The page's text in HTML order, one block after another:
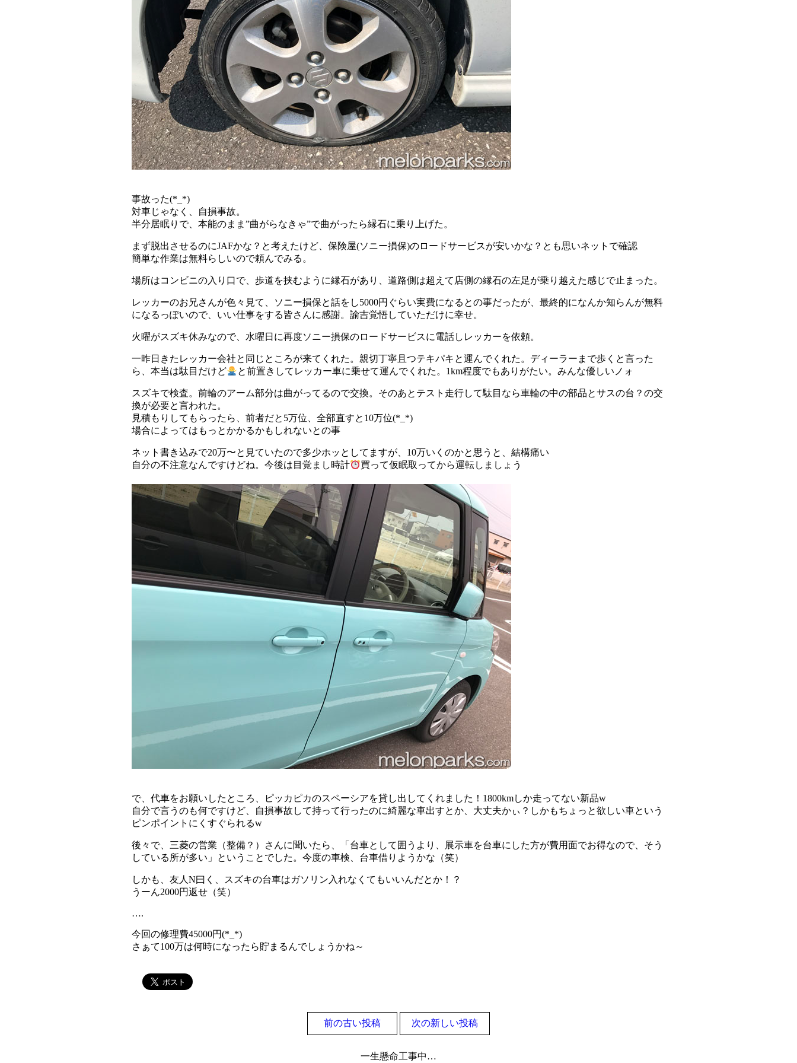
事故った(*_*)
対車じゃなく、自損事故。
半分居眠りで、本能のまま”曲がらなきゃ”で曲がったら縁石に乗り上げた。
まず脱出させるのにJAFかな？と考えたけど、保険屋(ソニー損保)のロードサービスが安いかな？とも思いネットで確認
簡単な作業は無料らしいので頼んでみる。
場所はコンビニの入り口で、歩道を挟むように縁石があり、道路側は超えて店側の縁石の左足が乗り越えた感じで止まった。
レッカーのお兄さんが色々見て、ソニー損保と話をし5000円ぐらい実費になるとの事だったが、最終的になんか知らんが無料
になるっぽいので、いい仕事をする皆さんに感謝。諭吉覚悟していただけに幸せ。
火曜がスズキ休みなので、水曜日に再度ソニー損保のロードサービスに電話しレッカーを依頼。
一昨日きたレッカー会社と同じところが来てくれた。親切丁寧且つテキパキと運んでくれた。ディーラーまで歩くと言った
ら、本当は駄目だけど
と前置きしてレッカー車に乗せて運んでくれた。1km程度でもありがたい。みんな優しいノォ
スズキで検査。前輪のアーム部分は曲がってるので交換。そのあとテスト走行して駄目なら車輪の中の部品とサスの台？の交
換が必要と言われた。
見積もりしてもらったら、前者だと5万位、全部直すと10万位(*_*)
場合によってはもっとかかるかもしれないとの事
ネット書き込みで20万〜と見ていたので多少ホッとしてますが、10万いくのかと思うと、結構痛い
自分の不注意なんですけどね。今後は目覚まし時計
買って仮眠取ってから運転しましょう
で、代車をお願いしたところ、ピッカピカのスペーシアを貸し出してくれました！1800kmしか走ってない新品w
自分で言うのも何ですけど、自損事故して持って行ったのに綺麗な車出すとか、大丈夫かぃ？しかもちょっと欲しい車という
ピンポイントにくすぐられるw
後々で、三菱の営業（整備？）さんに聞いたら、「台車として囲うより、展示車を台車にした方が費用面でお得なので、そう
している所が多い」ということでした。今度の車検、台車借りようかな（笑）
しかも、友人N曰く、スズキの台車はガソリン入れなくてもいいんだとか！？
うーん2000円返せ（笑）
….
今回の修理費45000円(*_*)
さぁて100万は何時になったら貯まるんでしょうかね～
前の古い投稿 次の新しい投稿
一生懸命工事中…